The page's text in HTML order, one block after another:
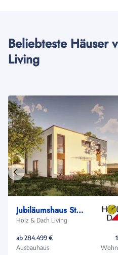
Beliebteste Häuser
Living
Jubiläumshaus Stadtvilla mit Flachdach
Holz & Dach Living
ab 284.499 €
Ausbauhaus
Vorheriges
Haus